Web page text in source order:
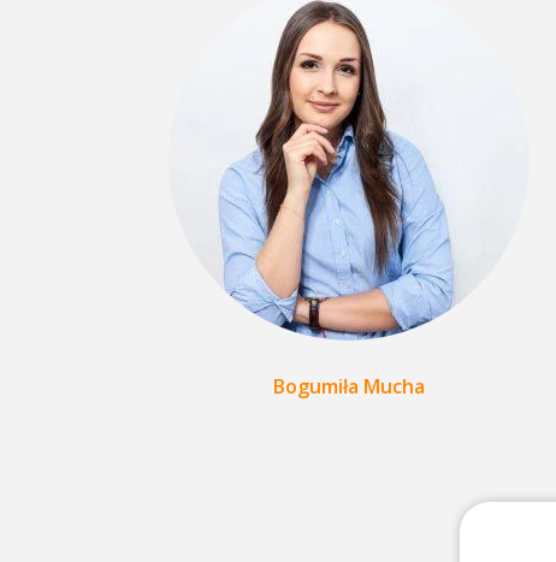
Bogumiła Mucha